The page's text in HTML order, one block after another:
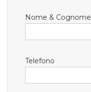
Nome & Cognome
Telefono